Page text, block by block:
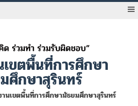
ขตพื้นที่การศึกษา
ศึกษาสุรินทร์
นเขตพื้นที่การศึกษามัธยมศึกษาสุรินทร์